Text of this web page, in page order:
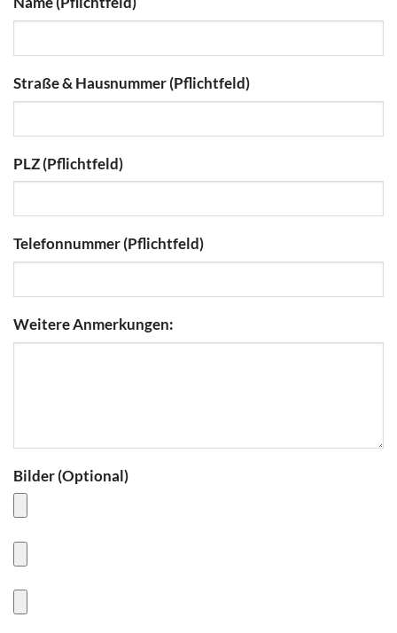
Straße & Hausnummer (Pflichtfeld)
PLZ (Pflichtfeld)
Telefonnummer (Pflichtfeld)
Weitere Anmerkungen:
Bilder (Optional)